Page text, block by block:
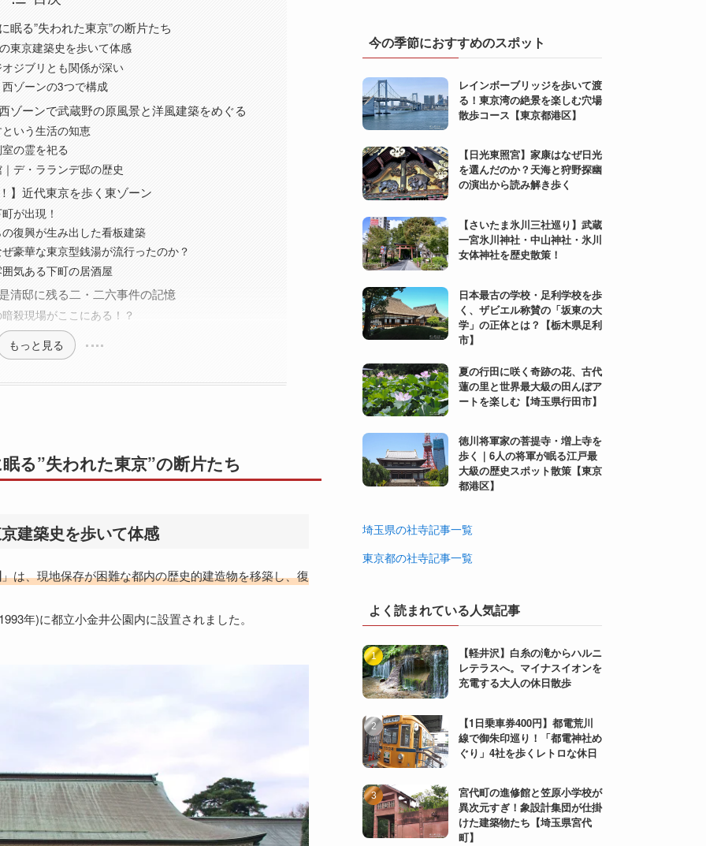
る”失われた東京”の断片たち
東京建築史を歩いて体感
ジブリとも関係が深い
ゾーンの3つで構成
ゾーンで武蔵野の原風景と洋風建築をめぐる
いう生活の知恵
の霊を祀る
デ・ラランデ邸の歴史
】近代東京を歩く東ゾーン
が出現！
復興が生み出した看板建築
豪華な東京型銭湯が流行ったのか？
気ある下町の居酒屋
清邸に残る二・二六事件の記憶
殺現場がここにある！？
もっと見る
る”失われた東京”の断片たち
建築史を歩いて体感
」は、現地保存が困難な都内の歴史的建造物を移築し、復
年)に都立小金井公園内に設置されました。
今の季節におすすめのスポット
レインボーブリッジを歩いて渡
る！東京湾の絶景を楽しむ穴場
散歩コース【東京都港区】
【日光東照宮】家康はなぜ日光
を選んだのか？天海と狩野探幽
の演出から読み解き歩く
【さいたま氷川三社巡り】武蔵
一宮氷川神社・中山神社・氷川
女体神社を歴史散策！
日本最古の学校・足利学校を歩
く、ザビエル称賛の「坂東の大
学」の正体とは？【栃木県足利
市】
夏の行田に咲く奇跡の花、古代
蓮の里と世界最大級の田んぼア
ートを楽しむ【埼玉県行田市】
徳川将軍家の菩提寺・増上寺を
歩く｜6人の将軍が眠る江戸最
大級の歴史スポット散策【東京
都港区】
埼玉県の社寺記事一覧
東京都の社寺記事一覧
よく読まれている人気記事
【軽井沢】白糸の滝からハルニ
レテラスへ。マイナスイオンを
充電する大人の休日散歩
【1日乗車券400円】都電荒川
線で御朱印巡り！「都電神社め
ぐり」4社を歩くレトロな休日
宮代町の進修館と笠原小学校が
異次元すぎ！象設計集団が仕掛
けた建築物たち【埼玉県宮代
町】